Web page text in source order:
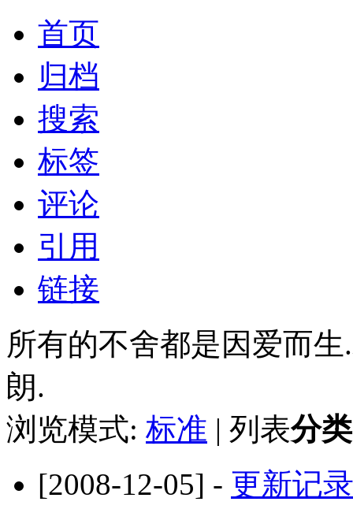
首页
归档
搜索
标签
评论
引用
链接
所有的不舍都是因爱而
朗.
浏览模式: 标准 | 列表分
[2008-12-05] - 更新记录